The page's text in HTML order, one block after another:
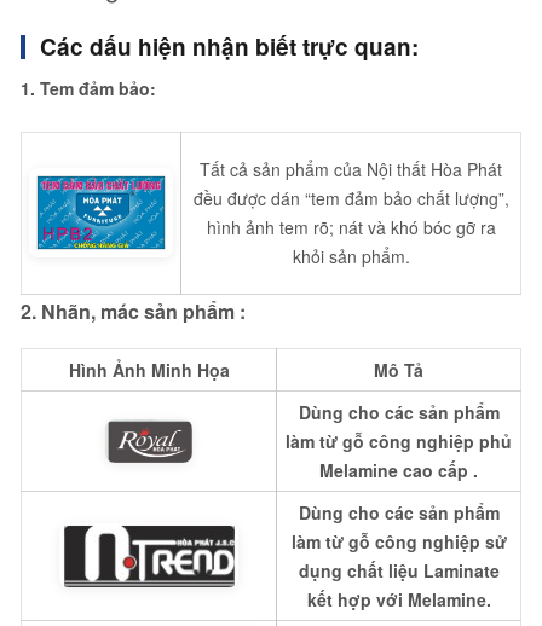
Các dấu hiện nhận biết trực quan:
1. Tem đảm bảo:
Tất cả sản phẩm của Nội thất Hòa Phát
đều được dán “tem đảm bảo chất lượng”,
hình ảnh tem rõ; nát và khó bóc gỡ ra
khỏi sản phẩm.
2. Nhãn, mác sản phẩm :
Hình Ảnh Minh Họa
Mô Tả
Dùng cho các sản phẩm
làm từ gỗ công nghiệp phủ
Melamine cao cấp .
Dùng cho các sản phẩm
làm từ gỗ công nghiệp sử
dụng chất liệu Laminate
kết hợp với Melamine.